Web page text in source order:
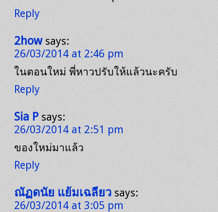
Reply
2how says:
26/03/2014 at 2:46 pm
ในตอนใหม่ พี่หาวปรับให้แล้วนะครับ
Reply
Sia P says:
26/03/2014 at 2:51 pm
ของใหม่มาแล้ว
Reply
ณัฏดนัย แย้มเฉลียว says:
26/03/2014 at 3:05 pm